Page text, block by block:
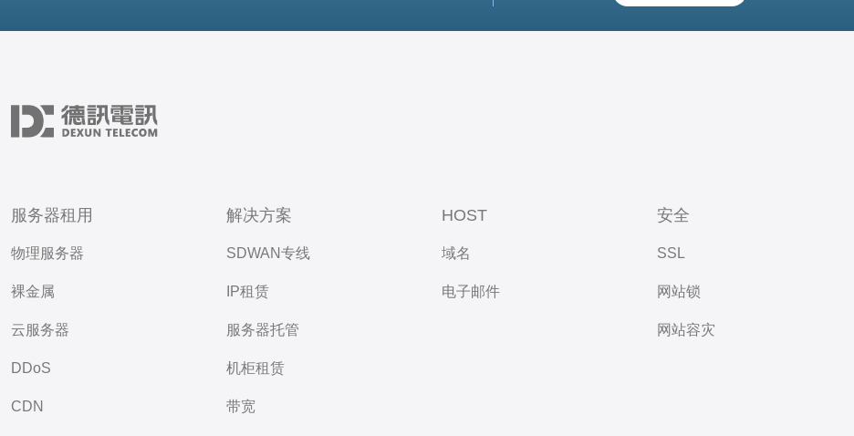
服务器租用
物理服务器
裸金属
云服务器
DDoS
CDN
解决方案
SDWAN专线
IP租赁
服务器托管
机柜租赁
带宽
HOST
域名
电子邮件
安全
SSL
网站锁
网站容灾